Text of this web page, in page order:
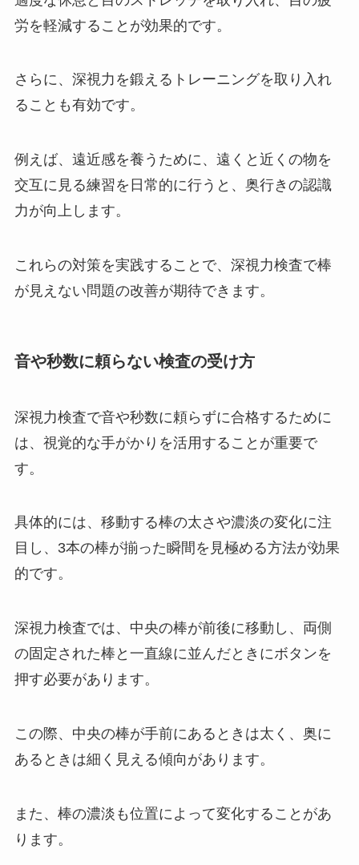
労を軽減することが効果的です。
さらに、深視力を鍛えるトレーニングを取り入れ
ることも有効です。
例えば、遠近感を養うために、遠くと近くの物を
交互に見る練習を日常的に行うと、奥行きの認識
力が向上します。
これらの対策を実践することで、深視力検査で棒
が見えない問題の改善が期待できます。
音や秒数に頼らない検査の受け方
深視力検査で音や秒数に頼らずに合格するために
は、視覚的な手がかりを活用することが重要で
す。
具体的には、移動する棒の太さや濃淡の変化に注
目し、3本の棒が揃った瞬間を見極める方法が効果
的です。
深視力検査では、中央の棒が前後に移動し、両側
の固定された棒と一直線に並んだときにボタンを
押す必要があります。
この際、中央の棒が手前にあるときは太く、奥に
あるときは細く見える傾向があります。
また、棒の濃淡も位置によって変化することがあ
ります。